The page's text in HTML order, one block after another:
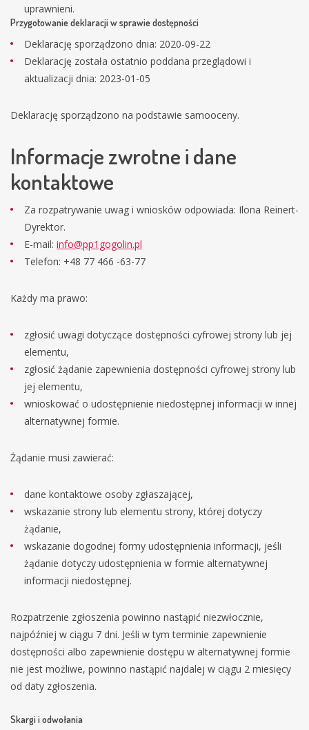
uprawnieni.
Przygotowanie deklaracji w sprawie dostępności
Deklarację sporządzono dnia: 2020-09-22
Deklarację została ostatnio poddana przeglądowi i
aktualizacji dnia: 2023-01-05
Deklarację sporządzono na podstawie samooceny.
Informacje zwrotne i dane
kontaktowe
Za rozpatrywanie uwag i wniosków odpowiada: Ilona Reinert-
Dyrektor.
E-mail: info@pp1gogolin.pl
Telefon: +48 77 466 -63-77
Każdy ma prawo:
zgłosić uwagi dotyczące dostępności cyfrowej strony lub jej
elementu,
zgłosić żądanie zapewnienia dostępności cyfrowej strony lub
jej elementu,
wnioskować o udostępnienie niedostępnej informacji w innej
alternatywnej formie.
Żądanie musi zawierać:
dane kontaktowe osoby zgłaszającej,
wskazanie strony lub elementu strony, której dotyczy
żądanie,
wskazanie dogodnej formy udostępnienia informacji, jeśli
żądanie dotyczy udostępnienia w formie alternatywnej
informacji niedostępnej.
Rozpatrzenie zgłoszenia powinno nastąpić niezwłocznie,
najpóźniej w ciągu 7 dni. Jeśli w tym terminie zapewnienie
dostępności albo zapewnienie dostępu w alternatywnej formie
nie jest możliwe, powinno nastąpić najdalej w ciągu 2 miesięcy
od daty zgłoszenia.
Skargi i odwołania